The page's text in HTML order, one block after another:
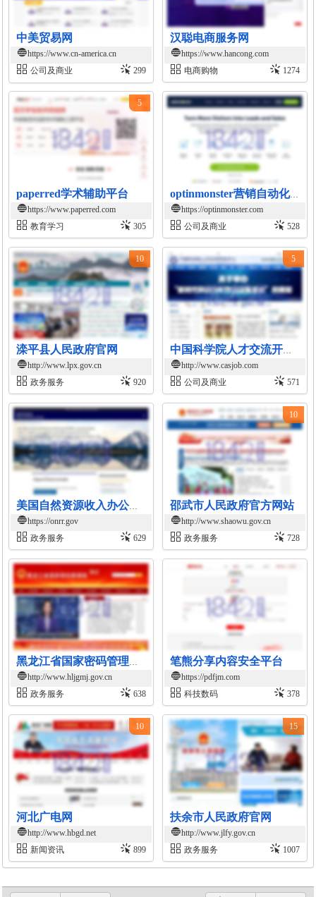
中美贸易网
https://www.cn-america.cn
公司及商业
299
汉聪电商服务网
https://www.hancong.com
电商购物
1274
paperred学术辅助平台
https://www.paperred.com
教育学习
305
5
optinmonster营销自动化平台
https://optinmonster.com
公司及商业
528
滦平县人民政府官网
http://www.lpx.gov.cn
政务服务
920
10
中国科学院人才交流开发中心官网
http://www.casjob.com
公司及商业
571
5
美国自然资源收入办公室官网
https://onrr.gov
政务服务
629
邵武市人民政府官方网站
http://www.shaowu.gov.cn
政务服务
728
10
黑龙江省国家密码管理局官网
http://www.hljgmj.gov.cn
政务服务
638
笔熊分享内容安全平台
https://pdfjm.com
科技数码
378
河北广电网
http://www.hbgd.net
新闻资讯
899
10
扶余市人民政府官网
http://www.jlfy.gov.cn
政务服务
1007
15